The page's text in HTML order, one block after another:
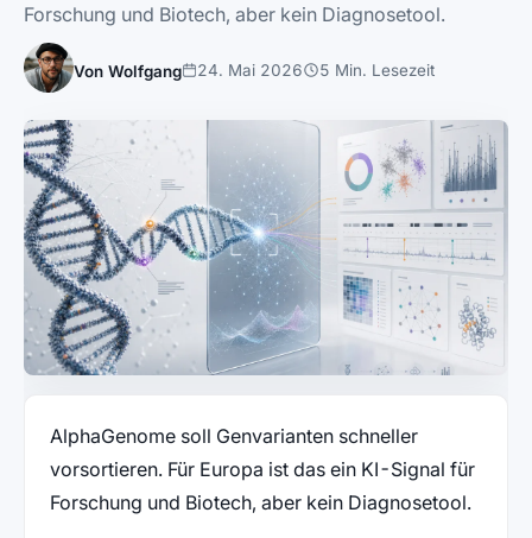
Forschung und Biotech, aber kein Diagnosetool.
Von Wolfgang 24. Mai 2026 5 Min. Lesezeit
AlphaGenome soll Genvarianten schneller
vorsortieren. Für Europa ist das ein KI-Signal für
Forschung und Biotech, aber kein Diagnosetool.